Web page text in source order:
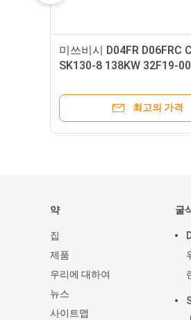
미쓰비시 D04FR D06FRC
SK130-8 138KW 32F19-
1747 용 굴착기 막대 아시
최고의 가격
약
집
제품
우리에 대하여
뉴스
사이트맵
굴